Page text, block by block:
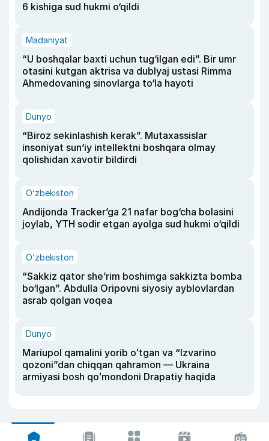
6 kishiga sud hukmi o‘qildi
Madaniyat
“U boshqalar baxti uchun tug‘ilgan edi”. Bir umr
otasini kutgan aktrisa va dublyaj ustasi Rimma
Ahmedovaning sinovlarga to‘la hayoti
Dunyo
“Biroz sekinlashish kerak”. Mutaxassislar
insoniyat sun’iy intellektni boshqara olmay
qolishidan xavotir bildirdi
O‘zbekiston
Andijonda Tracker’ga 21 nafar bog‘cha bolasini
joylab, YTH sodir etgan ayolga sud hukmi o‘qildi
O‘zbekiston
“Sakkiz qator she’rim boshimga sakkizta bomba
bo‘lgan”. Abdulla Oripovni siyosiy ayblovlardan
asrab qolgan voqea
Dunyo
Mariupol qamalini yorib oʻtgan va “Izvarino
qozoni”dan chiqqan qahramon — Ukraina
armiyasi bosh qoʻmondoni Drapatiy haqida